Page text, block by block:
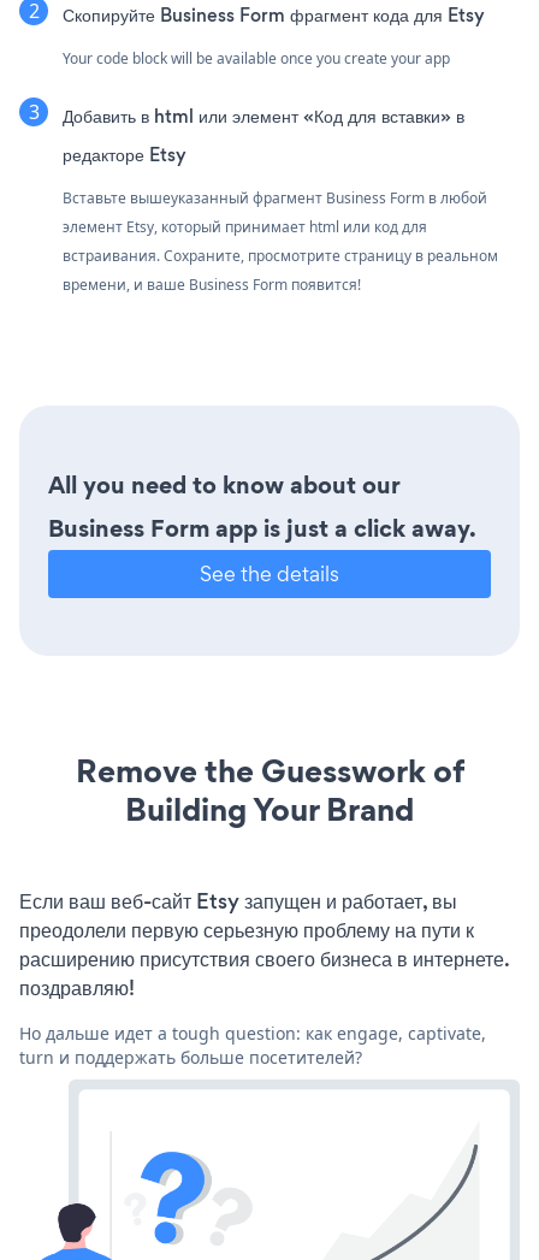
Скопируйте Business Form фрагмент кода для Etsy
Your code block will be available once you create your app
Добавить в html или элемент «Код для вставки» в
редакторе Etsy
Вставьте вышеуказанный фрагмент Business Form в любой
элемент Etsy, который принимает html или код для
встраивания. Сохраните, просмотрите страницу в реальном
времени, и ваше Business Form появится!
All you need to know about our
Business Form app is just a click away.
See the details
Remove the Guesswork of
Building Your Brand
Если ваш веб-сайт Etsy запущен и работает, вы
преодолели первую серьезную проблему на пути к
расширению присутствия своего бизнеса в интернете.
поздравляю!
Но дальше идет a tough question: как engage, captivate,
turn и поддержать больше посетителей?